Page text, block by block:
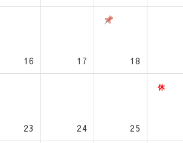
16 17 18
23 24 25